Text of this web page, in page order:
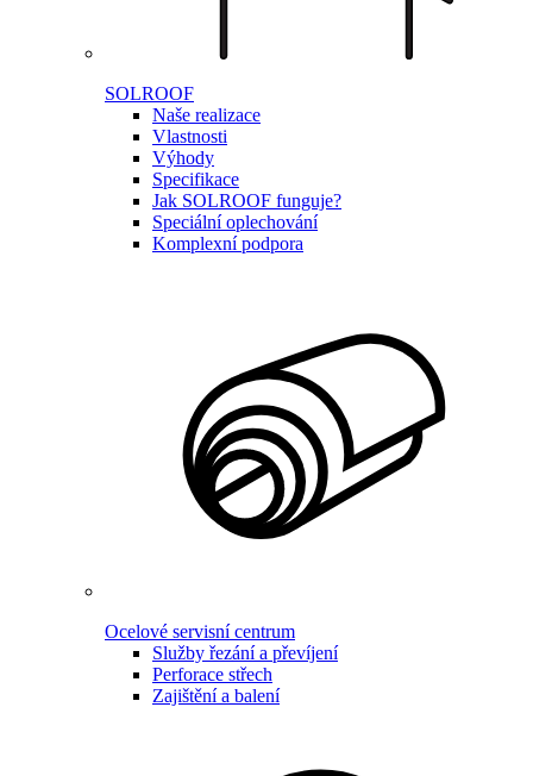
SOLROOF
Naše realizace
Vlastnosti
Výhody
Specifikace
Jak SOLROOF funguje?
Speciální oplechování
Komplexní podpora
Ocelové servisní centrum
Služby řezání a převíjení
Perforace střech
Zajištění a balení